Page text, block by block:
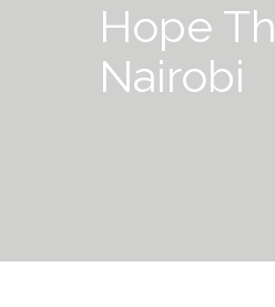
Hope
Nairobi